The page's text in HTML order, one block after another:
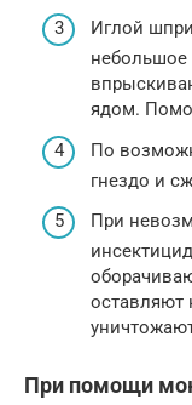
Иглой
небольшое
ядом.
По
гнездо и
При
оставляют
При помощи